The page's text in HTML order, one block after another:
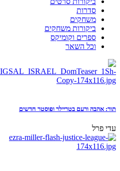
סדרות
משחקים
ביקורות משחקים
ספרים וקומיקס
וכל השאר
תור: אהבה ורעם בטריילר ופוסטר חדשים
עדי פרל